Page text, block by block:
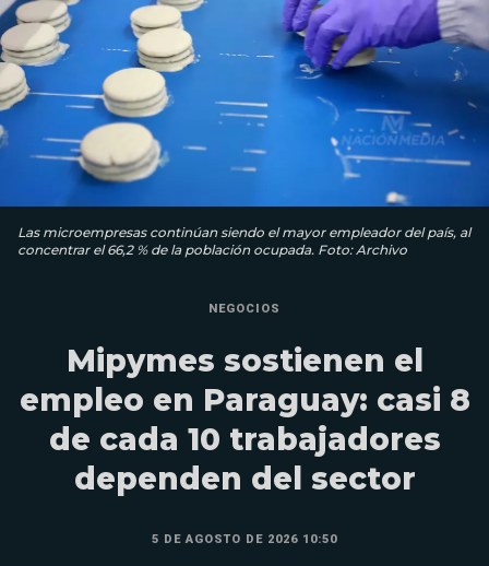
Las microempresas continúan siendo el mayor empleador del país, al
concentrar el 66,2 % de la población ocupada. Foto: Archivo
NEGOCIOS
Mipymes sostienen el
empleo en Paraguay: casi 8
de cada 10 trabajadores
dependen del sector
5 DE AGOSTO DE 2026 10:50